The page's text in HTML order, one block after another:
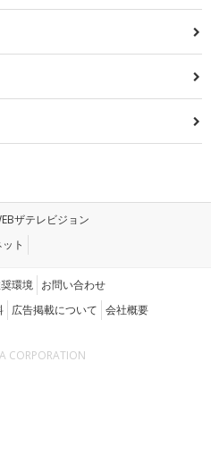
ザテレビジョン
ト
環境 お問い合わせ
広告掲載について 会社概要
CORPORATION